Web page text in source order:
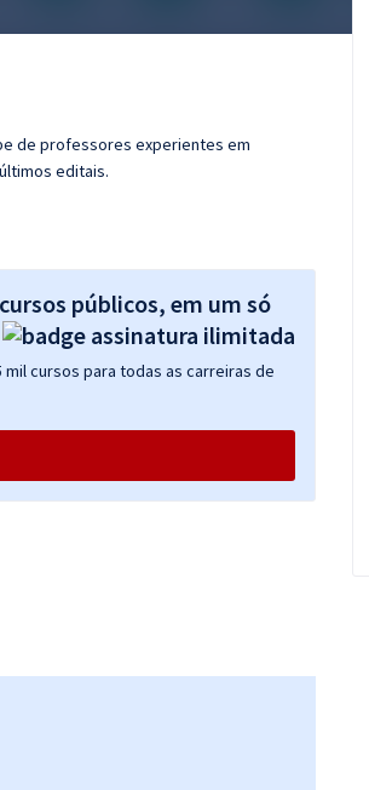
de professores experientes em
editais.
públicos, em um só
cursos para todas as carreiras de